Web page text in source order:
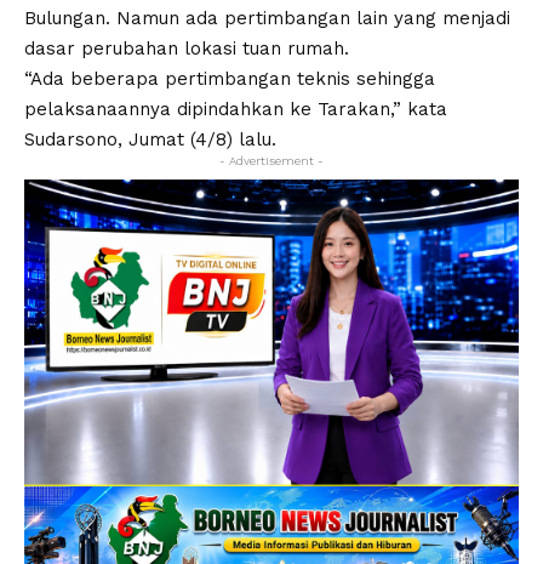
Bulungan. Namun ada pertimbangan lain yang menjadi
dasar perubahan lokasi tuan rumah.
“Ada beberapa pertimbangan teknis sehingga
pelaksanaannya dipindahkan ke Tarakan,” kata
Sudarsono, Jumat (4/8) lalu.
- Advertisement -